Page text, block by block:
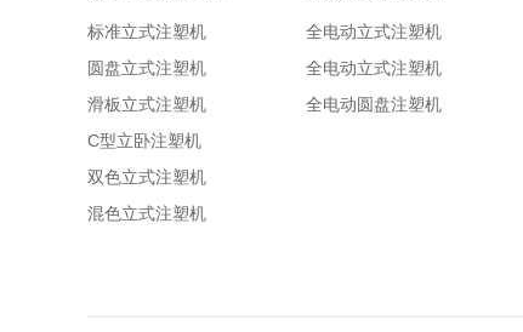
标准立式注塑机
圆盘立式注塑机
滑板立式注塑机
C型立卧注塑机
双色立式注塑机
混色立式注塑机
全电动立式注塑机
全电动立式注塑机
全电动圆盘注塑机